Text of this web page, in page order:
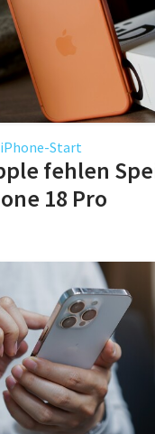
Start
fehlen
18 Pro